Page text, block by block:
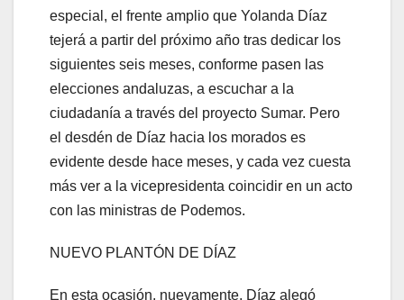
especial, el frente amplio que Yolanda Díaz
tejerá a partir del próximo año tras dedicar los
siguientes seis meses, conforme pasen las
elecciones andaluzas, a escuchar a la
ciudadanía a través del proyecto Sumar. Pero
el desdén de Díaz hacia los morados es
evidente desde hace meses, y cada vez cuesta
más ver a la vicepresidenta coincidir en un acto
con las ministras de Podemos.
NUEVO PLANTÓN DE DÍAZ
En esta ocasión, nuevamente, Díaz alegó